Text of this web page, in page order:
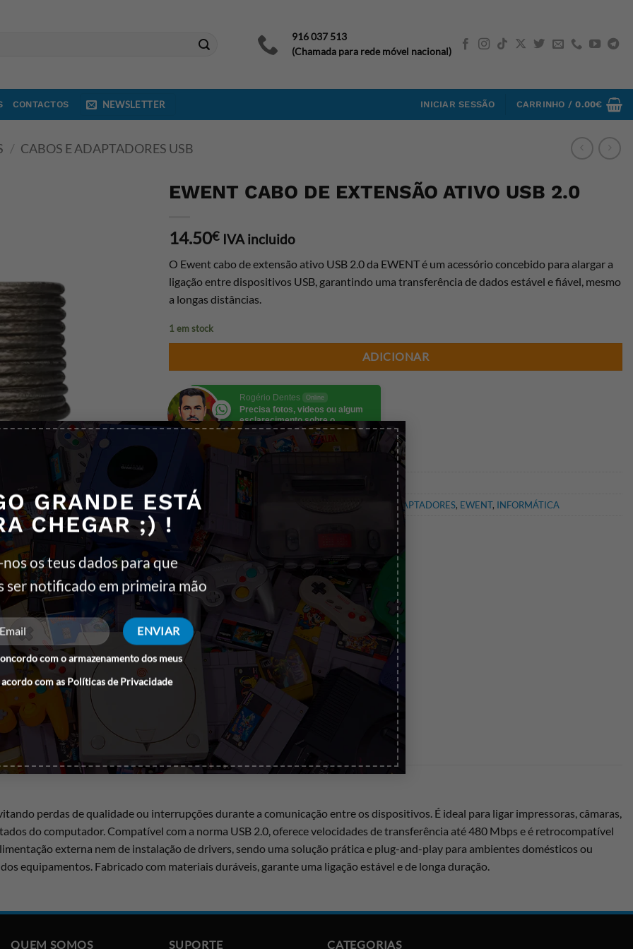
GRANDE ESTÁ
CHEGAR ;) !
os teus dados para que
ser notificado em primeira mão
com o armazenamento dos meus
com as Políticas de Privacidade
×
916 037 513
(Chamada para rede móvel nacional)
CONTACTOS NEWSLETTER INICIAR SESSÃO CARRINHO /0.00€
/ CABOS E ADAPTADORES USB
EWENT CABO DE EXTENSÃO ATIVO USB 2.0
14.50€ IVA incluido
O Ewent cabo de extensão ativo USB 2.0 da EWENT é um acessório concebido para alargar a
ligação entre dispositivos USB, garantindo uma transferência de dados estável e fiável, mesmo
a longas distâncias.
1 em stock
ADICIONAR
Rogério Dentes Online
Precisa fotos, videos ou algum
esclarecimento sobre o
produto? Fala comigo.
8052101431650
Categorias:
CABOS E ADAPTADORES USB CABOS E ADAPTADORES, EWENT, INFORMÁTICA
Etiquetas:
perdas de qualidade ou interrupções durante a comunicação entre os dispositivos. É ideal para ligar impressoras, câmaras,
do computador. Compatível com a norma USB 2.0, oferece velocidades de transferência até 480 Mbps e é retrocompatível
externa nem de instalação de drivers, sendo uma solução prática e plug-and-play para ambientes domésticos ou
equipamentos. Fabricado com materiais duráveis, garante uma ligação estável e de longa duração.
QUEM SOMOS SUPORTE CATEGORIAS